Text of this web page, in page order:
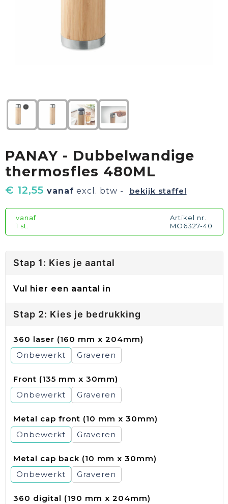
Kinderen, Peuters & Baby's
Vrije tijd en Strand
PANAY - Dubbelwandige
thermosfles 480ML
€ 12,55 vanaf excl. btw - bekijk staffel
vanaf
1 st.
Artikel nr.
MO6327-40
Stap 1: Kies je aantal
Vul hier een aantal in
Stap 2: Kies je bedrukking
360 laser (160 mm x 204mm)
Onbewerkt
Graveren
Front (135 mm x 30mm)
Onbewerkt
Graveren
Metal cap front (10 mm x 30mm)
Onbewerkt
Graveren
Metal cap back (10 mm x 30mm)
Onbewerkt
Graveren
360 digital (190 mm x 204mm)